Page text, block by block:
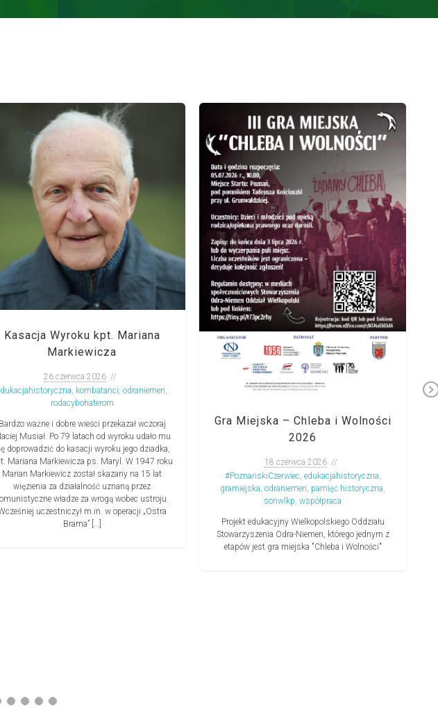
Kasacja Wyroku kpt. Mariana
Markiewicza
26 czerwca 2026
, kombatanci,odraniemen,
rodacybohaterom
Bardzo ważne i dobre wieści przekazał wczoraj
Musiał. Po 79 latach od wyroku udało mu
doprowadzić do kasacji wyroku jego dziadka,
Mariana Markiewicza ps. Maryl. W 1947 roku
Marian Markiewicz został skazany na 15 lat
więzienia za działalność uznaną przez
władze za wrogą wobec ustroju.
uczestniczył m.in. w operacji „Ostra
Brama” […]
Gra Miejska – Chleba i Wolności
2026
18 czerwca 2026
#PoznańskiCzerwiec, edukacjahistoryczna,
gramiejska,odraniemen, pamięć historyczna,
sonwlkp,współpraca
Projekt edukacyjny Wielkopolskiego Oddziału
Stowarzyszenia Odra-Niemen, którego jednym z
etapów jest gra miejska "Chleba i Wolności"